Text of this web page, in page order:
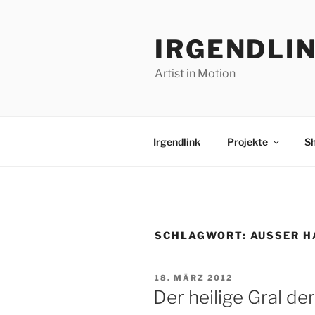
Artist in Motion
Irgendlink Projekte
SCHLAGWORT: AUSSER
VERÖFFENTLICHT
AM
18. MÄRZ 2012
Der heilige Gral